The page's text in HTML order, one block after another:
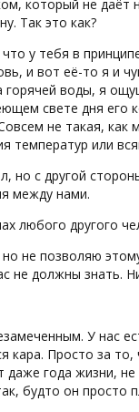
который не даёт
Так это как?
у тебя в
и вот её-то я и
горячей воды, я
свете дня его
не такая, как
температур или
но с другой
между нами.
любого другого
не позволяю
не должны знать.
У нас
кара. Просто за
даже года жизни,
будто он просто